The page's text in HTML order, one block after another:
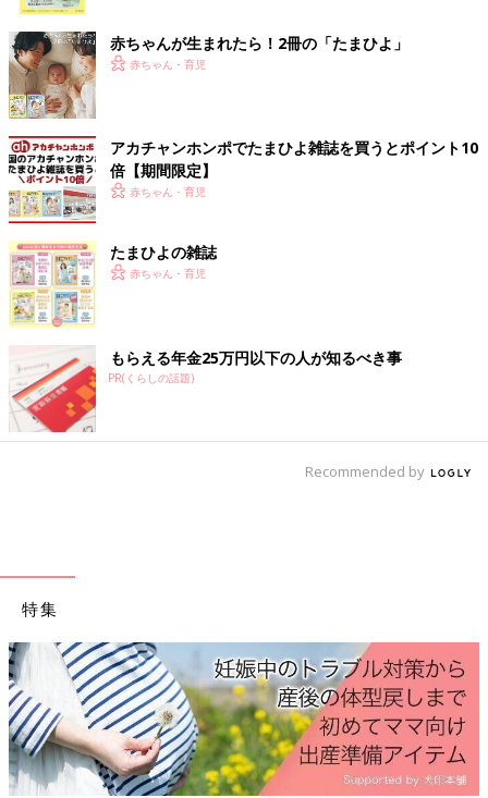
ワイトも気になってきたとのこと。色違いで持っていてもアリな
色違いでも買おうか悩むほどお気に入り♪ 「ウール
ブレンドハット」
赤ちゃんが生まれたら！2冊の「たまひよ」
赤ちゃん・育児
アカチャンホンポでたまひよ雑誌を買うとポイント10
倍【期間限定】
赤ちゃん・育児
たまひよの雑誌
赤ちゃん・育児
もらえる年金25万円以下の人が知るべき事
PR(くらしの話題)
Recommended by
特集